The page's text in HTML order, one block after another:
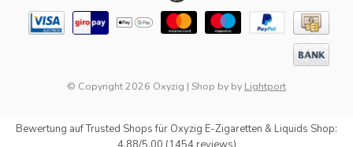
© Copyright 2026 Oxyzig | Shop by by Lightport
Bewertung aufTrusted Shopsfür Oxyzig E-Zigaretten & Liquids Shop: